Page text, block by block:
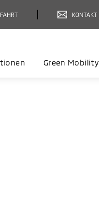
KONTAKT
Green Mobility